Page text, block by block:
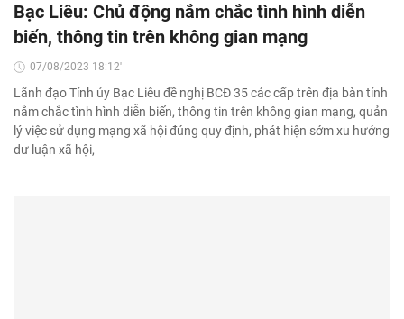
Bạc Liêu: Chủ động nắm chắc tình hình diễn
biến, thông tin trên không gian mạng
07/08/2023 18:12'
Lãnh đạo Tỉnh ủy Bạc Liêu đề nghị BCĐ 35 các cấp trên địa bàn tỉnh
nắm chắc tình hình diễn biến, thông tin trên không gian mạng, quản
lý việc sử dụng mạng xã hội đúng quy định, phát hiện sớm xu hướng
dư luận xã hội,